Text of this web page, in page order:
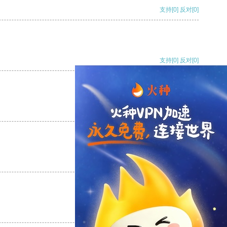
支持[0] 反对[0]
支持[0] 反对[0]
支持[0] 反对
支持
反对 [0]